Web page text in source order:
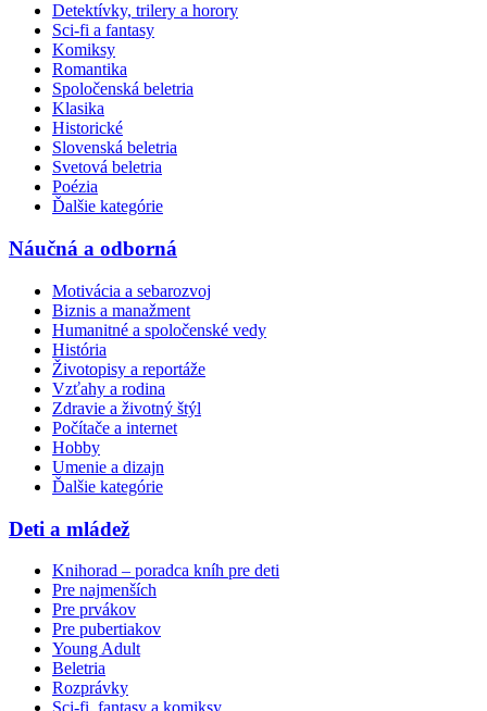
Detektívky, trilery a horory
Sci-fi a fantasy
Komiksy
Romantika
Spoločenská beletria
Klasika
Historické
Slovenská beletria
Svetová beletria
Poézia
Ďalšie kategórie
Náučná a odborná
Motivácia a sebarozvoj
Biznis a manažment
Humanitné a spoločenské vedy
História
Životopisy a reportáže
Vzťahy a rodina
Zdravie a životný štýl
Počítače a internet
Hobby
Umenie a dizajn
Ďalšie kategórie
Deti a mládež
Knihorad – poradca kníh pre deti
Pre najmenších
Pre prvákov
Pre pubertiakov
Young Adult
Beletria
Rozprávky